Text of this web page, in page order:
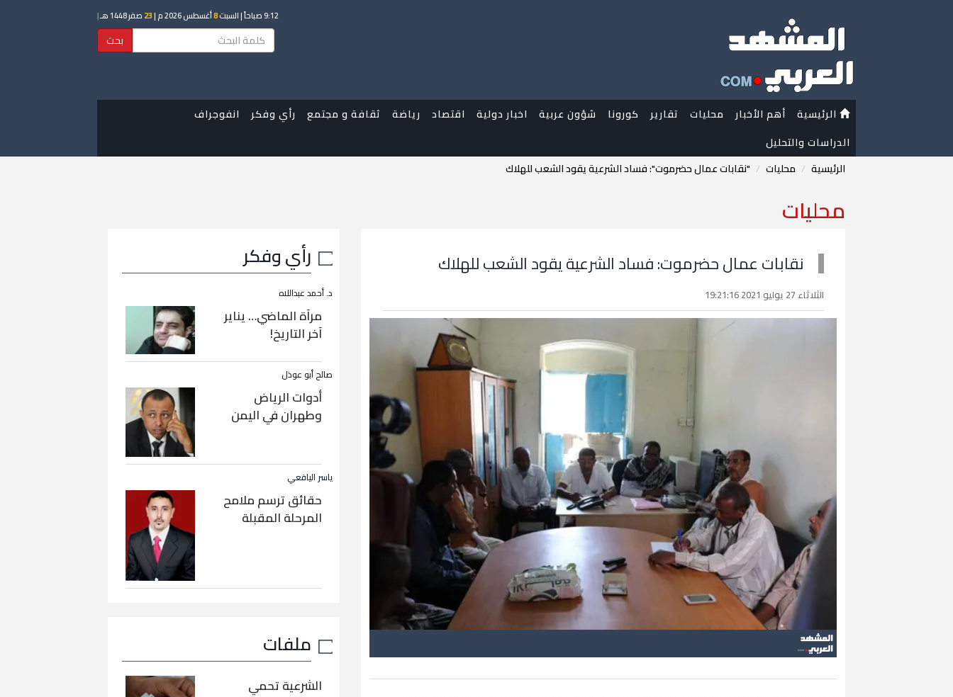
9:12 صباحاً | السبت8أغسطس 2026 م | 23 صفر 1448 هـ |
بحث
الرئيسية أهم الأخبار محليات تقارير كورونا شؤون عربية اخبار دولية اقتصاد رياضة ثقافة و مجتمع رأي وفكر
انفوجراف
الدراسات والتحليل
الرئيسية
محليات "نقابات عمال حضرموت": فساد الشرعية يقود الشعب للهلاك
محليات
نقابات عمال حضرموت: فساد الشرعية يقود الشعب للهلاك
الثلاثاء 27 يوليو 2021 19:21:16
رأي وفكر
د. أحمد عبداللاه
مرآة الماضي… يناير
آخر التاريخ!
صالح أبو عوذل
أدوات الرياض
وطهران في اليمن
ياسر اليافعي
حقائق ترسم ملامح
المرحلة المقبلة
ملفات
الشرعية تحمي